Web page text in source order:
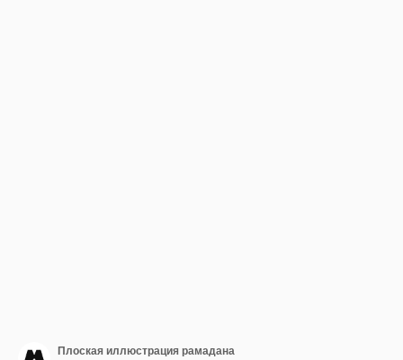
Плоская иллюстрация рамадана